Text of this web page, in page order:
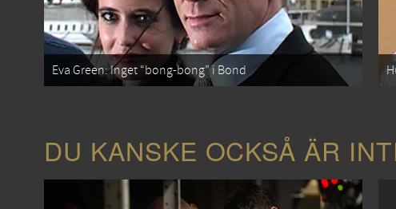
Eva Green: Inget “bong-bong” i Bond
DU KANSKE OCKSÅ ÄR